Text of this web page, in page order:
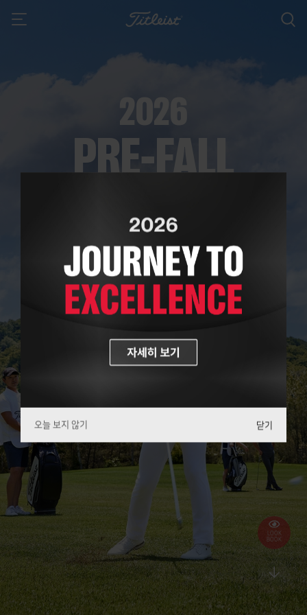
2026
PRE-FALL
자세히 보기
LOOK
BOOK
오늘 보지 않기 닫기